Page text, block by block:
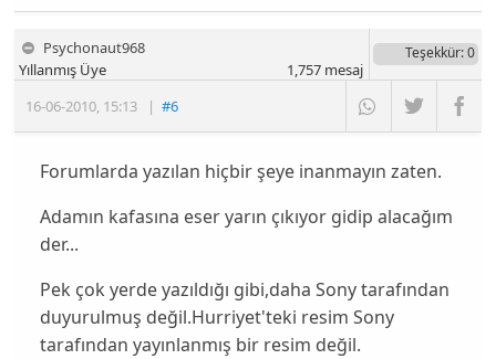
Psychonaut968
16-06-2010, 15:13 |#6
Yıllanmış Üye
Teşekkür: 0
1,757mesaj
Forumlarda yazılan hiçbir şeye inanmayın zaten.
Adamın kafasına eser yarın çıkıyor gidip alacağım
der...
Pek çok yerde yazıldığı gibi,daha Sony tarafından
duyurulmuş değil.Hurriyet'teki resim Sony
tarafından yayınlanmış bir resim değil.